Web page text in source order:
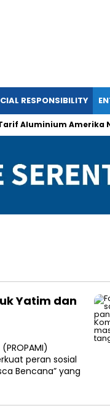
RESPONSIBILITY
Aluminium Amerika Naik
Yatim dan
peran sosial
Bencana” yang